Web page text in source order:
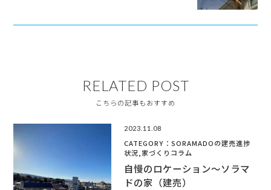
RELATED POST
こちらの記事もおすすめ
2023.11.08
CATEGORY：SORAMADOの建売進捗
状況,家づくりコラム
自慢のロケーション～ソラマ
ドの家（建売）